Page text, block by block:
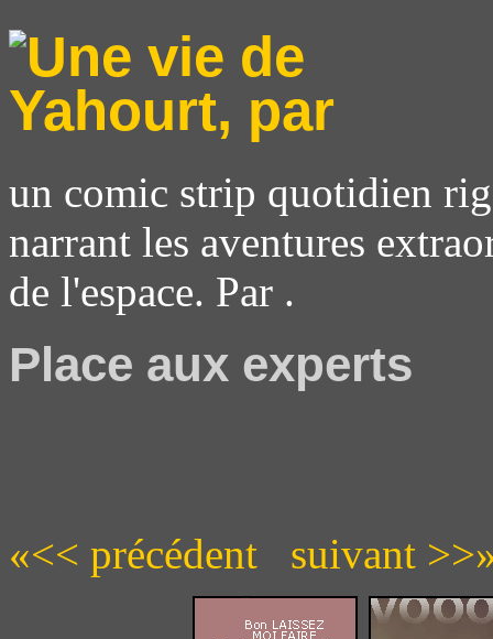
un comic strip quotidien
narrant les aventures
de l'espace. Par .
Place aux experts
«<< précédent suivant